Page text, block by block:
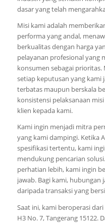
dasar yang telah
Misi kami adalah
performa yang andal,
berkualitas dengan harga
pelayanan profesional yang
konsumen sebagai
setiap keputusan yang kami
terbatas maupun berskala
konsistensi pelaksanaan
klien kepada kami.
Kami ingin menjadi mitra
yang kami dampingi. Ketika
spesifikasi tertentu, kami
mendukung pencarian
perhatian lebih, kami ingin
jawab. Bagi kami, hubungan
daripada transaksi yang
Saat ini, kami beroperasi
H3 No. 7, Tangerang 15122.